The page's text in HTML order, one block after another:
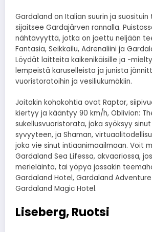
Gardaland on Italian suurin ja
sijaitsee Gardajärven rannalla.
nähtävyyttä, jotka on jaettu neljään
Fantasia, Seikkailu, Adrenaliini ja
Löydät laitteita kaikenikäisille ja -
lempeistä karuselleista ja junista
vuoristoratoihin ja vesiliukumäkiin.
Joitakin kohokohtia ovat Raptor,
kiertyy ja kääntyy 90 km/h, Oblivion:
sukellusvuoristorata, joka syöksyy
syvyyteen, ja Shaman,
joka vie sinut intiaanimaailmaan. Voit
Gardaland Sea Lifessa, akvaariossa,
merieläintä, tai yöpyä jossakin
Gardaland Hotel, Gardaland
Gardaland Magic Hotel.
Liseberg, Ruotsi